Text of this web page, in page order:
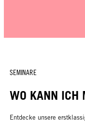
SEMINARE
WO KANN ICH
Entdecke unsere